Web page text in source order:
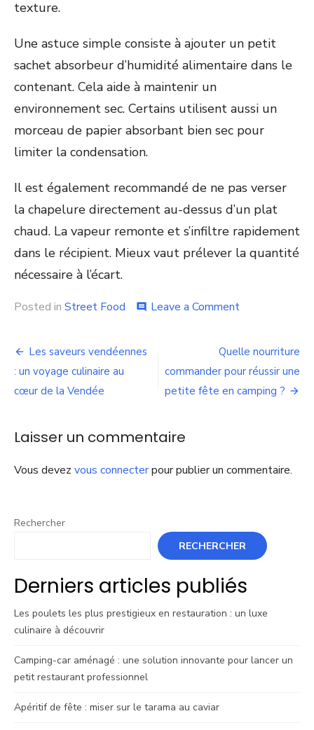
texture.
Une astuce simple consiste à ajouter un petit
sachet absorbeur d’humidité alimentaire dans le
contenant. Cela aide à maintenir un
environnement sec. Certains utilisent aussi un
morceau de papier absorbant bien sec pour
limiter la condensation.
Il est également recommandé de ne pas verser
la chapelure directement au-dessus d’un plat
chaud. La vapeur remonte et s’infiltre rapidement
dans le récipient. Mieux vaut prélever la quantité
nécessaire à l’écart.
Posted in Street Food comment Leave a Commenton
pratiques
pour
prolonger
la
Navigation
de
l’article
Les saveurs vendéennes
: un voyage culinaire au
cœur de la Vendée
Quelle nourriture
commander pour réussir une
petite fête en camping ?
Laisser un commentaire
Vous devez vous connecterpour publier un commentaire.
Rechercher
RECHERCHER
Derniers articles publiés
Les poulets les plus prestigieux en restauration : un luxe
culinaire à découvrir
Camping-car aménagé : une solution innovante pour lancer un
petit restaurant professionnel
Apéritif de fête : miser sur le tarama au caviar